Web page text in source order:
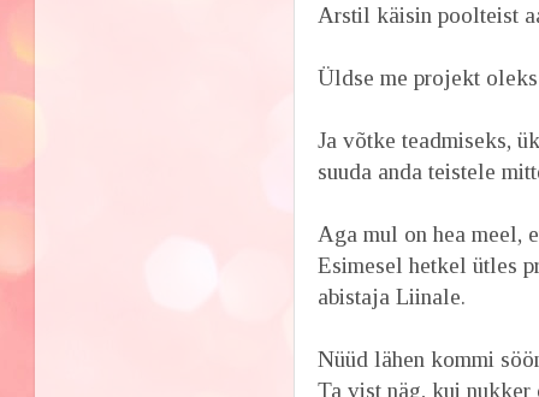
Arstil käisin poolteist
Üldse me projekt
Ja võtke teadmiseks,
suuda anda teistele
Aga mul on hea meel,
Esimesel hetkel ütles
abistaja Liinale.
Nüüd lähen kommi
Ta vist näg, kui nukker